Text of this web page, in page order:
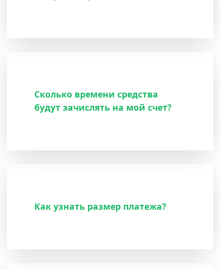
Сколько времени средства
будут зачислять на мой счет?
Как узнать размер платежа?